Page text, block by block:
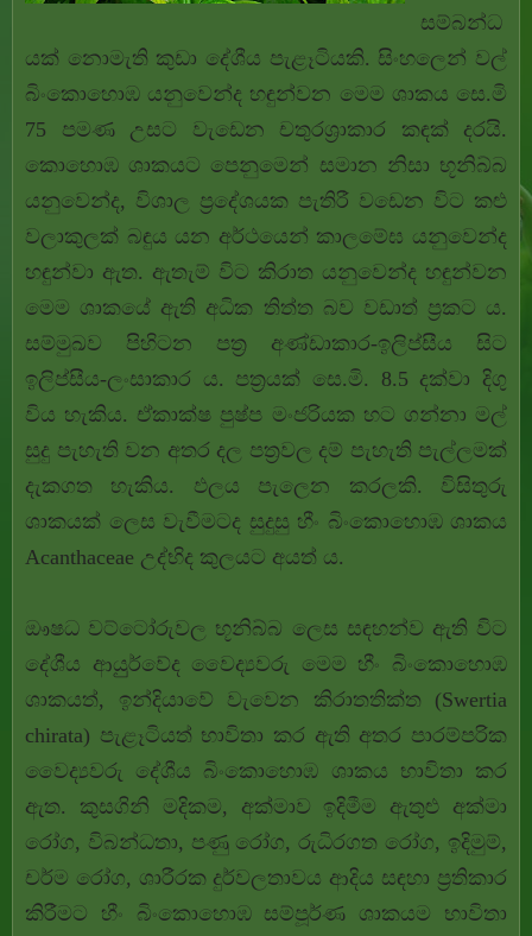
සම්බන්ධ
යක් නොමැති කුඩා දේශීය පැළෑටියකි. සිංහලෙන් වල්
බිංකොහොඹ යනුවෙන්ද හඳුන්වන මෙම ශාකය සෙ.මි
75 පමණ උසට වැඩෙන චතුරශ්‍රාකාර කඳක් දරයි.
කොහොඹ ශාකයට පෙනුමෙන් සමාන නිසා භූනිබ්බ
යනුවෙන්ද, විශාල ප්‍රදේශයක පැතිරී වඩෙන විට කළු
වලාකුලක් බඳුය යන අර්ථයෙන් කාලමේඝ යනුවෙන්ද
හඳුන්වා ඇත. ඇතැම් විට කිරාත යනුවෙන්ද හඳුන්වන
මෙම ශාකයේ ඇති අධික තිත්ත බව වඩාත් ප්‍රකට ය.
සම්මුඛව පිහිටන පත්‍ර අණ්ඩාකාර-ඉලිප්සීය සිට
ඉලිප්සීය-ලංසාකාර ය. පත්‍රයක් සෙ.මි. 8.5 දක්වා දිගු
විය හැකිය. ඒකාක්ෂ පුෂ්ප මංජරියක හට ගන්නා මල්
සුදු පැහැති වන අතර දල පත්‍රවල දම් පැහැති පැල්ලමක්
දැකගත හැකිය. ඵලය පැලෙන කරලකි. විසිතුරු
ශාකයක් ලෙස වැවීමටද සුදුසු හීං බිංකොහොඹ ශාකය
Acanthaceae උද්භිද කුලයට අයත් ය.
ඖෂධ වට්ටෝරුවල භූනිබ්බ ලෙස සඳහන්ව ඇති විට
දේශීය ආයුුර්වේද වෛද්‍යවරු මෙම හීං බිංකොහොඹ
ශාකයත්, ඉන්දියාවේ වැවෙන කිරාතතික්ත (Swertia
chirata) පැළෑටියත් භාවිතා කර ඇති අතර පාරම්පරික
වෛද්‍යවරු දේශීය බිංකොහොඹ ශාකය භාවිතා කර
ඇත. කුසගිනි මදිකම, අක්මාව ඉදිමීම ඇතුළු අක්මා
රෝග, විබන්ධතා, පණු රෝග, රුධිරගත රෝග, ඉදිමුම්,
චර්ම රෝග, ශාරීරක දුර්වලතාවය ආදිය සඳහා ප්‍රතිකාර
කිරීමට හීං බිංකොහොඹ සම්පූර්ණ ශාකයම භාවිතා